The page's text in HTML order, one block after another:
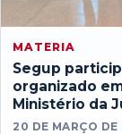
MATERIA
Segup
organizado
Ministério da
20 DE MARÇO